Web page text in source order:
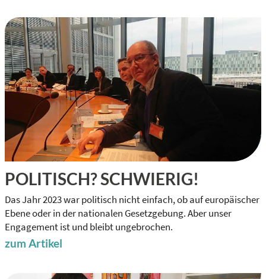
POLITISCH? SCHWIERIG!
Das Jahr 2023 war politisch nicht einfach, ob auf europäischer
Ebene oder in der nationalen Gesetzgebung. Aber unser
Engagement ist und bleibt ungebrochen.
zum Artikel